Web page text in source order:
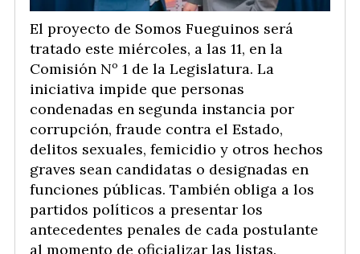
El proyecto de Somos Fueguinos será
tratado este miércoles, a las 11, en la
Comisión Nº 1 de la Legislatura. La
iniciativa impide que personas
condenadas en segunda instancia por
corrupción, fraude contra el Estado,
delitos sexuales, femicidio y otros hechos
graves sean candidatas o designadas en
funciones públicas. También obliga a los
partidos políticos a presentar los
antecedentes penales de cada postulante
al momento de oficializar las listas.